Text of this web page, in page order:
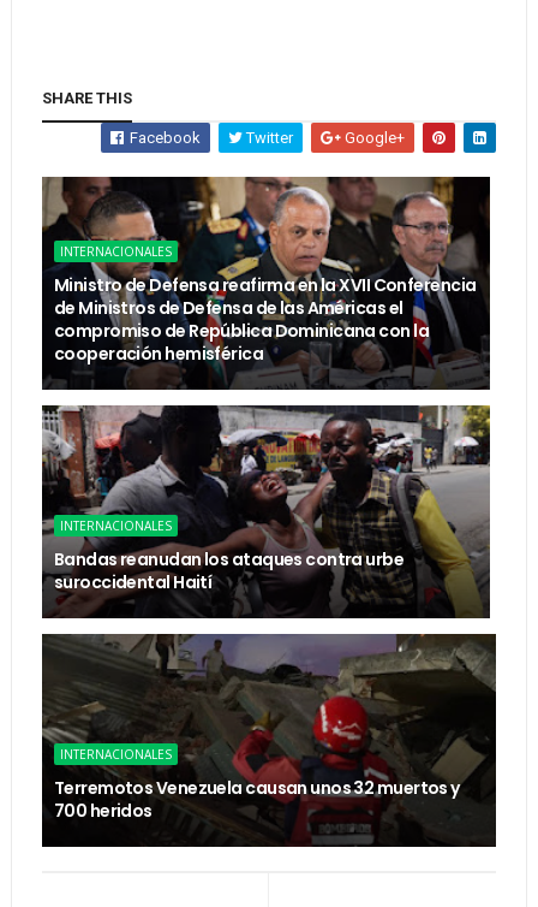
SHARE THIS
Facebook Twitter Google+
INTERNACIONALES
Ministro de Defensa reafirma en la XVII Conferencia
de Ministros de Defensa de las Américas el
compromiso de República Dominicana con la
cooperación hemisférica
INTERNACIONALES
Bandas reanudan los ataques contra urbe
suroccidental Haití
INTERNACIONALES
Terremotos Venezuela causan unos 32 muertos y
700 heridos